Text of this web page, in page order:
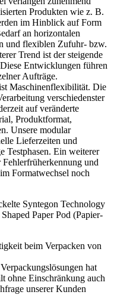
Produkten wie z. B.
im Hinblick auf Form
an horizontalen
und flexiblen Zufuhr- bzw.
Trend ist der steigende
Entwicklungen führen
Aufträge.
Maschinenflexibilität. Die
verschiedenster
auf veränderte
Produktformat,
Unsere modular
Lieferzeiten und
Testphasen. Ein weiterer
und
Formatwechsel noch
Syntegon Technology
Paper Pod (Papier-
beim Verpacken von
hat
ohne Einschränkung auch
unserer Kunden